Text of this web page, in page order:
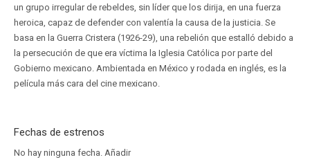
un grupo irregular de rebeldes, sin líder que los dirija, en una fuerza
heroica, capaz de defender con valentía la causa de la justicia. Se
basa en la Guerra Cristera (1926-29), una rebelión que estalló debido a
la persecución de que era víctima la Iglesia Católica por parte del
Gobierno mexicano. Ambientada en México y rodada en inglés, es la
película más cara del cine mexicano.
Fechas de estrenos
No hay ninguna fecha. Añadir